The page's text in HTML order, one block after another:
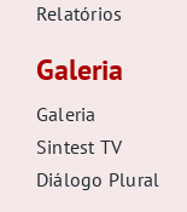
Relatórios
Galeria
Galeria
Sintest TV
Diálogo Plural